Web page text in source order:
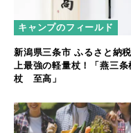
キャンプのフィールド
新潟県三条市 ふるさと納
上最強の軽量杖！「燕三条
杖 至高」